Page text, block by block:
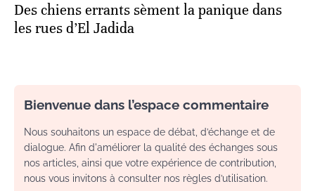
Des chiens errants sèment la panique dans
les rues d’El Jadida
Bienvenue dans l’espace commentaire
Nous souhaitons un espace de débat, d’échange et de
dialogue. Afin d'améliorer la qualité des échanges sous
nos articles, ainsi que votre expérience de contribution,
nous vous invitons à consulter nos règles d’utilisation.